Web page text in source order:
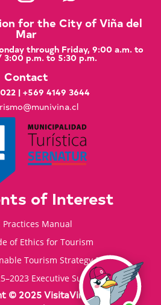
for the City of Viña del
Mar
through Friday, 9:00 a.m. to
3:00 p.m. to 5:30 p.m.
Contact
| +569 4149 3644
of Interest
Practices Manual
of Ethics for Tourism
Tourism Strategy 2035
Executive Summary
© 2025 VisitaVina - All rights